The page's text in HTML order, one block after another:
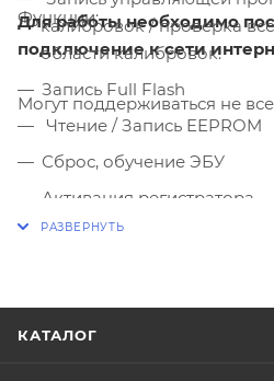
Функции:
калибровок / проверка
области калибровок.
Запись Full Flash
Чтение / Запись EEPROM
Сброс, обучение ЭБУ
Активация регистратора
Запись VIN номер(только
Для работы необходимо
подключение к сети
Могут поддерживаться не
КАТАЛОГ